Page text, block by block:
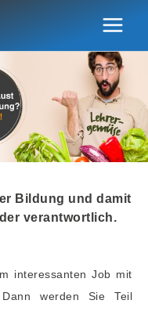
Bildung und damit
verantwortlich.
interessanten Job mit
Dann werden Sie Teil